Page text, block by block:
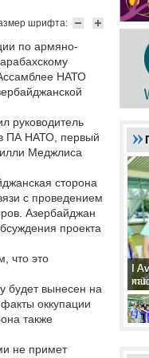
шрифта:
по армяно-
НАТО
руководитель
ПА НАТО, первый
Меджлиса
сторона
с проведением
Азербайджан
проекта
что это
будет вынесен на
оккупации
также
не примет
II